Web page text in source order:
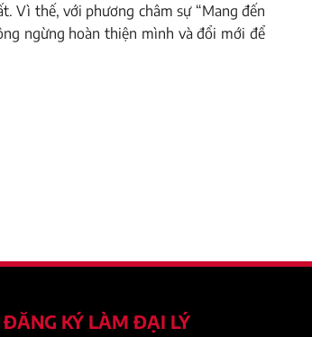
Vì thế, với phương châm sự “Mang đến
ngừng hoàn thiện mình và đổi mới để
KÝ LÀM ĐẠI LÝ